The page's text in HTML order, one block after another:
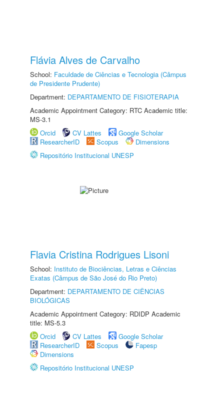
Flávia Alves de Carvalho
School: Faculdade de Ciências e Tecnologia (Câmpus
de Presidente Prudente)
Department: DEPARTAMENTO DE FISIOTERAPIA
Academic Appointment Category: RTC Academic title:
MS-3.1
Orcid
CV Lattes
Google Scholar
ResearcherID
Scopus
Dimensions
Repositório Institucional UNESP
Flavia Cristina Rodrigues Lisoni
School: Instituto de Biociências, Letras e Ciências
Exatas (Câmpus de São José do Rio Preto)
Department: DEPARTAMENTO DE CIÊNCIAS
BIOLÓGICAS
Academic Appointment Category: RDIDP Academic
title: MS-5.3
Orcid
CV Lattes
Google Scholar
ResearcherID
Scopus
Fapesp
Dimensions
Repositório Institucional UNESP